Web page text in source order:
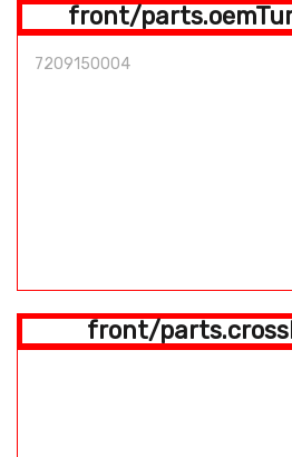
front/
7209150004
front/